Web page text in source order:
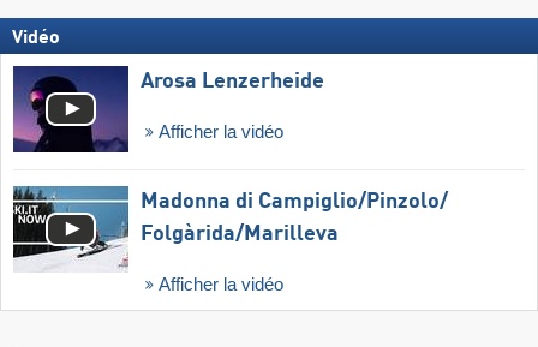
Vidéo
Arosa Lenzerheide
Afficher la vidéo
Madonna di Campiglio/​Pinzolo/​
Folgàrida/​Marilleva
Afficher la vidéo